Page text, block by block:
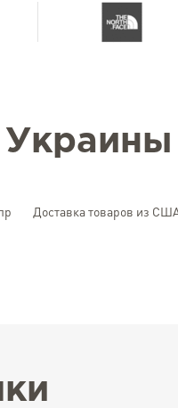
Украины
Доставка товаров из